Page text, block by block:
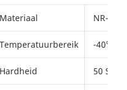
Materiaal NR-
Temperatuurbereik -40℃ ~
Hardheid 50